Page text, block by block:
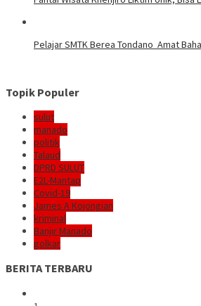
Pelajar SMTK Berea Tondano Amat
Topik Populer
sulut
manado
politik
Talaud
DPRD SULUT
E2L-Mantap
Covid-19
James A Kojongian
kriminal
Banjir Manado
golkar
BERITA TERBARU